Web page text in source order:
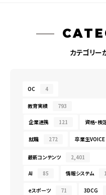
カテゴリー
OC 4
教育実績 793
企業連携 121 資格・検
就職 272 卒業生VOICE
最新コンテンツ 2,401
AI 85 情報システム
eスポーツ 71 3DCG